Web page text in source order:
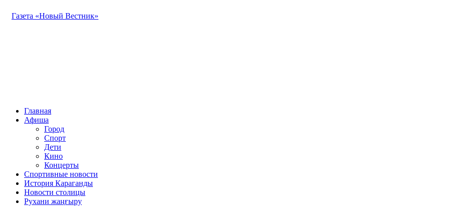
Газета «Новый Вестник»
Главная
Афиша
Город
Спорт
Дети
Кино
Концерты
Спортивные новости
История Караганды
Новости столицы
Рухани жаңғыру